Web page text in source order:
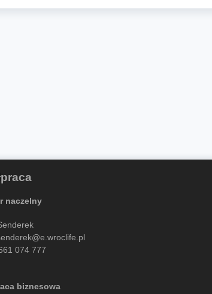
naczelny
074 777
biznesowa